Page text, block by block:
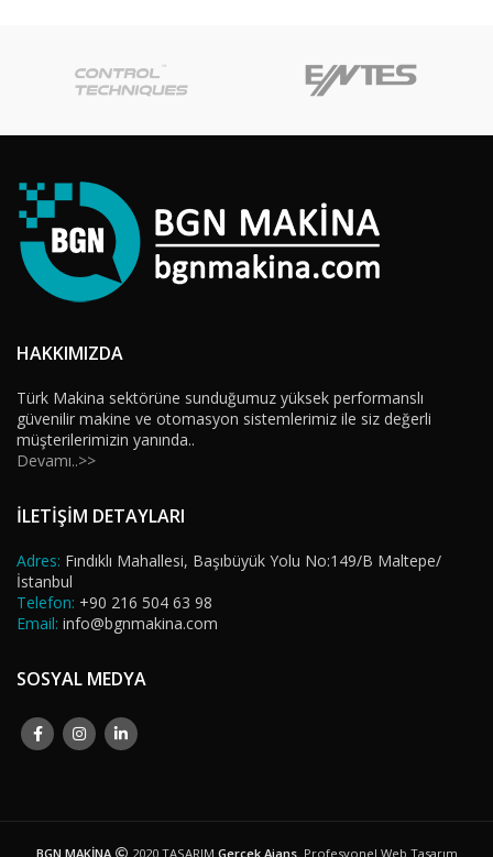
HAKKIMIZDA
Türk Makina sektörüne sunduğumuz yüksek performanslı
güvenilir makine ve otomasyon sistemlerimiz ile siz değerli
müşterilerimizin yanında..
Devamı..>>
İLETİŞİM DETAYLARI
Adres: Fındıklı Mahallesi, Başıbüyük Yolu No:149/B Maltepe/
İstanbul
Telefon: +90 216 504 63 98
Email: info@bgnmakina.com
SOSYAL MEDYA
BGN MAKİNA 2020 TASARIM Gerçek Ajans. Profesyonel Web Tasarım